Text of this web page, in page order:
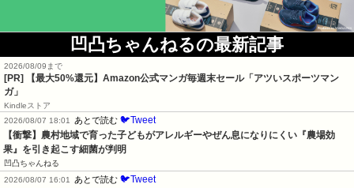
凹凸ちゃんねるの最新記事
2026/08/09まで
[PR]
【最大50%還元】Amazon公式マンガ毎週末セール「アツいスポーツマン
ガ」
Kindleストア
2026/08/07 18:01
あとで読む 🐦Tweet
【衝撃】農村地域で育った子どもがアレルギーやぜん息になりにくい『農場効
果』を引き起こす細菌が判明
凹凸ちゃんねる
2026/08/07 16:01
あとで読む 🐦Tweet